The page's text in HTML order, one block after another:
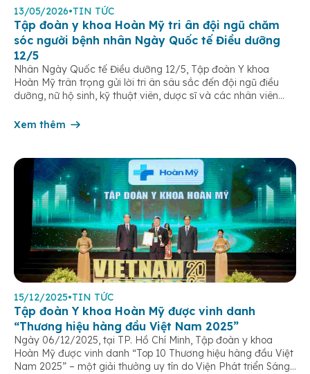
13/05/2026•TIN TỨC
Tập đoàn y khoa Hoàn Mỹ tri ân đội ngũ chăm
sóc người bệnh nhân Ngày Quốc tế Điều dưỡng
12/5
Nhân Ngày Quốc tế Điều dưỡng 12/5, Tập đoàn Y khoa
Hoàn Mỹ trân trọng gửi lời tri ân sâu sắc đến đội ngũ điều
dưỡng, nữ hộ sinh, kỹ thuật viên, dược sĩ và các nhân viên
âm thầm đồng hành trên […]
Xem thêm
15/12/2025•TIN TỨC
Tập đoàn Y khoa Hoàn Mỹ được vinh danh
“Thương hiệu hàng đầu Việt Nam 2025”
Ngày 06/12/2025, tại TP. Hồ Chí Minh, Tập đoàn y khoa
Hoàn Mỹ được vinh danh “Top 10 Thương hiệu hàng đầu Việt
Nam 2025” – một giải thưởng uy tín do Viện Phát triển Sáng